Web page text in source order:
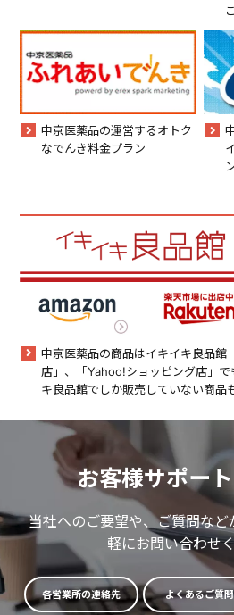
中京医薬品の運営するオトク
なでんき料金プラン
中京医薬品の商品はイキイキ良品館
店」、「Yahoo!ショッピング店」
キ良品館でしか販売していない商品
お客様サポー
当社へのご要望や、ご質問な
軽にお問い合わせ
各営業所の連絡先 よくあるご質問